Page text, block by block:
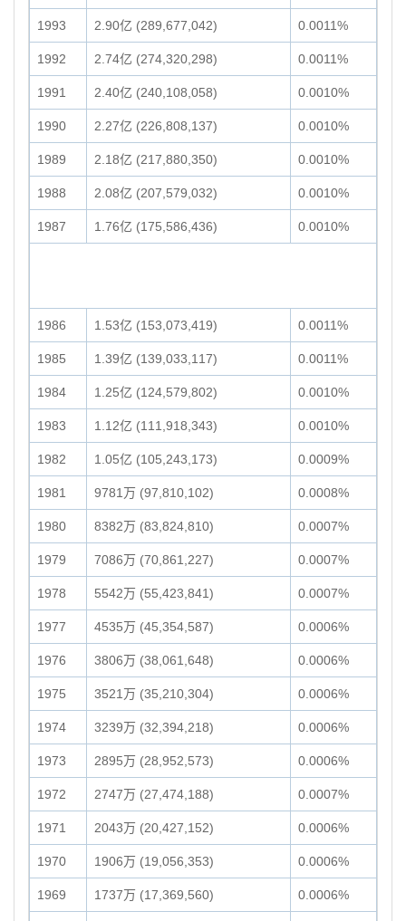
1993 2.90亿 (289,677,042) 0.0011%
1992 2.74亿 (274,320,298) 0.0011%
1991 2.40亿 (240,108,058) 0.0010%
1990 2.27亿 (226,808,137) 0.0010%
1989 2.18亿 (217,880,350) 0.0010%
1988 2.08亿 (207,579,032) 0.0010%
1987 1.76亿 (175,586,436) 0.0010%
1986 1.53亿 (153,073,419) 0.0011%
1985 1.39亿 (139,033,117) 0.0011%
1984 1.25亿 (124,579,802) 0.0010%
1983 1.12亿 (111,918,343) 0.0010%
1982 1.05亿 (105,243,173) 0.0009%
1981 9781万 (97,810,102) 0.0008%
1980 8382万 (83,824,810) 0.0007%
1979 7086万 (70,861,227) 0.0007%
1978 5542万 (55,423,841) 0.0007%
1977 4535万 (45,354,587) 0.0006%
1976 3806万 (38,061,648) 0.0006%
1975 3521万 (35,210,304) 0.0006%
1974 3239万 (32,394,218) 0.0006%
1973 2895万 (28,952,573) 0.0006%
1972 2747万 (27,474,188) 0.0007%
1971 2043万 (20,427,152) 0.0006%
1970 1906万 (19,056,353) 0.0006%
1969 1737万 (17,369,560) 0.0006%